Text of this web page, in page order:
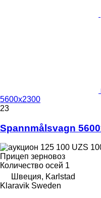
5600x2300
23
Spannmålsvagn
125 100 UZS
Прицеп зерновоз
Количество осей 1
Швеция, Karlstad
Klaravik Sweden